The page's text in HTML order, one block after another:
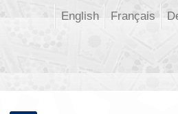
Français
English